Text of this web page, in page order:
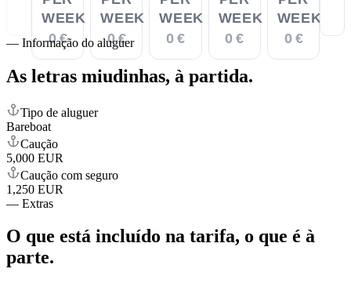
WEEK
0 €
WEEK
0 €
WEEK
0 €
WEEK
0 €
WEEK
0 €
— Informação do aluguer
As letras miudinhas, à partida.
Tipo de aluguer
Bareboat
Caução
5,000 EUR
Caução com seguro
1,250 EUR
— Extras
O que está incluído na tarifa, o que é à
parte.